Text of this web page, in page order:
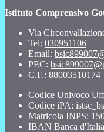
Istituto Comprensivo
Via
Tel: 030951106
Email:
PEC:
C.F.: 88003510174
Codice Univoco
Codice iPA:
Matricola INPS:
IBAN Banca